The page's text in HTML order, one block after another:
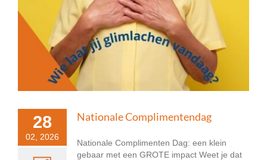
28
02, 2026
Nationale Complimentendag
Nationale Complimenten Dag: een klein
gebaar met een GROTE impact Weet je dat